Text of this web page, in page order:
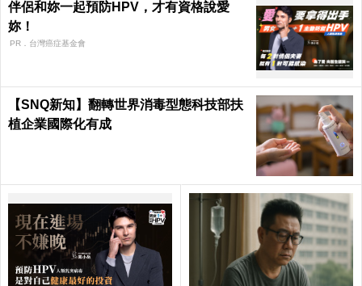
伴侶和妳一起預防HPV，才有資格說愛
妳！
PR．台灣癌症基金會
【SNQ新知】翻轉世界消毒型態科技部扶
植企業國際化有成